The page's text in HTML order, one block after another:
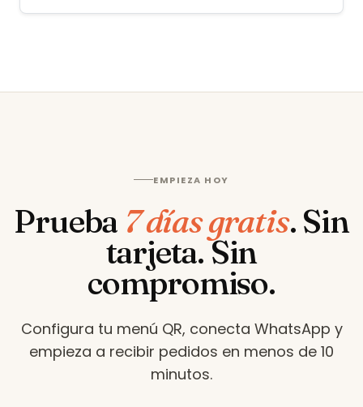
EMPIEZA HOY
Prueba 7 días gratis. Sin
tarjeta. Sin
compromiso.
Configura tu menú QR, conecta WhatsApp y
empieza a recibir pedidos en menos de 10
minutos.